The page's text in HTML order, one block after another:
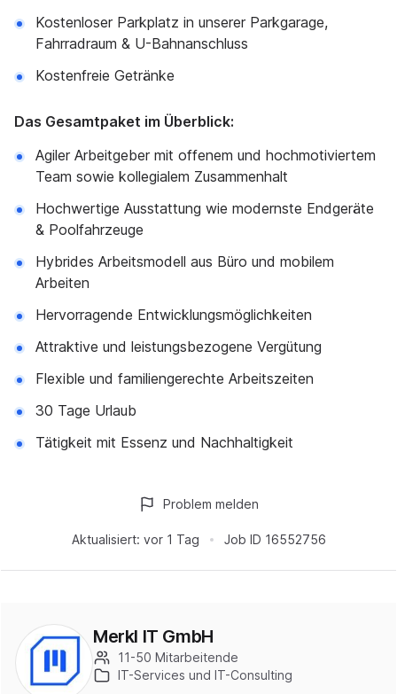
Kostenloser Parkplatz in unserer Parkgarage,
Fahrradraum & U-Bahnanschluss
Kostenfreie Getränke
Das Gesamtpaket im Überblick:
Agiler Arbeitgeber mit offenem und hochmotiviertem
Team sowie kollegialem Zusammenhalt
Hochwertige Ausstattung wie modernste Endgeräte
& Poolfahrzeuge
Hybrides Arbeitsmodell aus Büro und mobilem
Arbeiten
Hervorragende Entwicklungsmöglichkeiten
Attraktive und leistungsbezogene Vergütung
Flexible und familiengerechte Arbeitszeiten
30 Tage Urlaub
Tätigkeit mit Essenz und Nachhaltigkeit
Aktualisiert: vor 1 Tag Job ID 16552756
Problem melden
Merkl IT GmbH
11-50 Mitarbeitende
IT-Services und IT-Consulting